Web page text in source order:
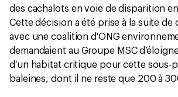
des cachalots en voie de disparition
Cette décision a été prise à la suite de
avec une coalition d'ONG
demandaient au Groupe MSC
d’un habitat critique pour cette sous-
baleines, dont il ne reste que 200 à